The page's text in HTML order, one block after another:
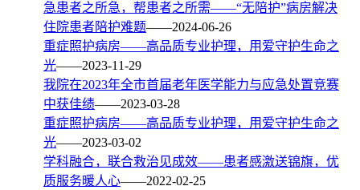
急患者之所急，帮患者之所需——“无陪护”病房解决
住院患者陪护难题——2024-06-26
重症照护病房——高品质专业护理，用爱守护生命之
光——2023-11-29
我院在2023年全市首届老年医学能力与应急处置竞赛
中获佳绩——2023-03-28
重症照护病房——高品质专业护理，用爱守护生命之
光——2023-03-02
学科融合，联合救治见成效——患者感激送锦旗，优
质服务暖人心——2022-02-25